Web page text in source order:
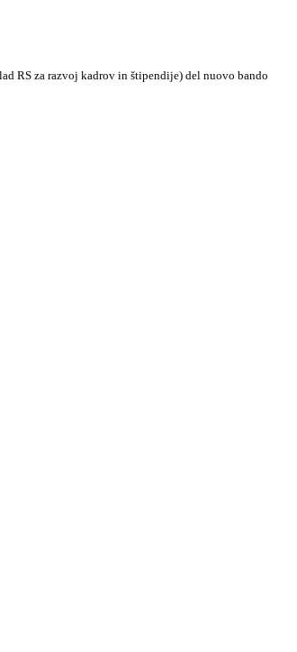
RS za razvoj kadrov in štipendije) del nuovo bando